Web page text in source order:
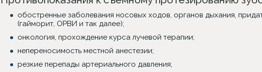
обостренные заболевания носовых ходов, органов дыхания,
(гайморит, ОРВИ и так далее);
онкология, прохождение курса лучевой терапии;
непереносимость местной анестезии;
резкие перепады артериального давления;